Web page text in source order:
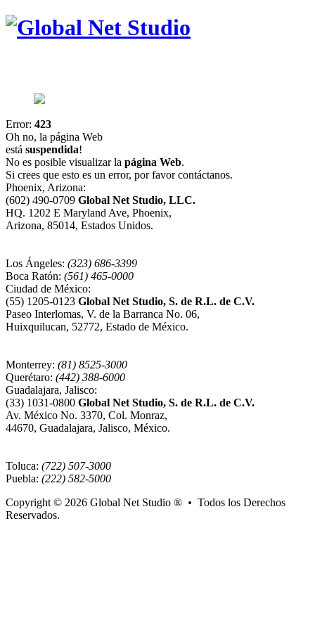
Error: 423
Oh no, la página Web
está suspendida!
No es posible visualizar la página Web.
Si crees que esto es un error, por favor contáctanos.
Phoenix, Arizona:
(602) 490-0709 Global Net Studio, LLC.
HQ. 1202 E Maryland Ave, Phoenix,
Arizona, 85014, Estados Unidos.
Los Ángeles: (323) 686-3399
Boca Ratón: (561) 465-0000
Ciudad de México:
(55) 1205-0123 Global Net Studio, S. de R.L. de C.V.
Paseo Interlomas, V. de la Barranca No. 06,
Huixquilucan, 52772, Estado de México.
Monterrey: (81) 8525-3000
Querétaro: (442) 388-6000
Guadalajara, Jalisco:
(33) 1031-0800 Global Net Studio, S. de R.L. de C.V.
Av. México No. 3370, Col. Monraz,
44670, Guadalajara, Jalisco, México.
Toluca: (722) 507-3000
Puebla: (222) 582-5000
Copyright © 2026 Global Net Studio ® • Todos los Derechos
Reservados.